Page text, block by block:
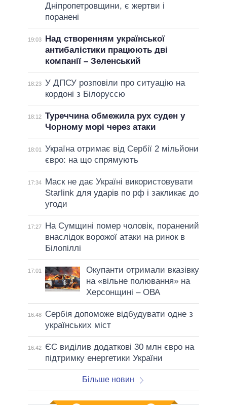
Дніпропетровщини, є жертви і
поранені
19:03
Над створенням української
антибалістики працюють дві
компанії – Зеленський
18:23 У ДПСУ розповіли про ситуацію на
кордоні з Білоруссю
18:12 Туреччина обмежила рух суден у
Чорному морі через атаки
18:01
Україна отримає від Сербії 2 мільйони
євро: на що спрямують
17:34
Маск не дає Україні використовувати
Starlink для ударів по рф і закликає до
угоди
17:27
На Сумщині помер чоловік, поранений
внаслідок ворожої атаки на ринок в
Білопіллі
17:01
Окупанти отримали вказівку
на «вільне полювання» на
Херсонщині – ОВА
16:48
Сербія допоможе відбудувати одне з
українських міст
16:42
ЄС виділив додаткові 30 млн євро на
підтримку енергетики України
Більше новин